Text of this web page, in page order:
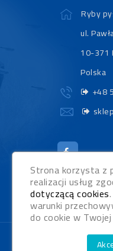
Ryby
ul.
10-371
Polska
+48
Strona korzysta z
realizacji usług
dotyczącą cookies
warunki
do cookie w